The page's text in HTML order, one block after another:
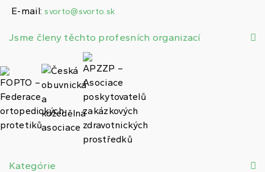
E-mail: svorto@svorto.sk
Jsme členy těchto profesních organizací
Kategórie